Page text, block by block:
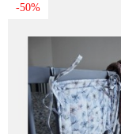
-50%